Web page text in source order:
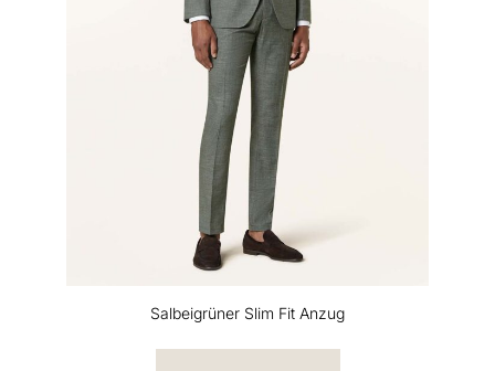
Salbeigrüner Slim Fit Anzug